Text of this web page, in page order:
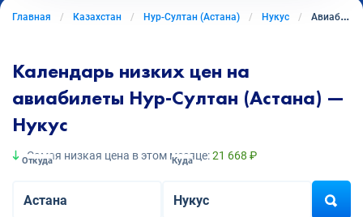
Главная Казахстан Нур-Султан (Астана) Нукус Авиабилеты из Нура-Султана (Астаны) в Нукус
Календарь низких цен на
авиабилеты Нур-Султан (Астана) —
Нукус
Самая низкая цена в этом месяце:21 668 ₽
Откуда Куда